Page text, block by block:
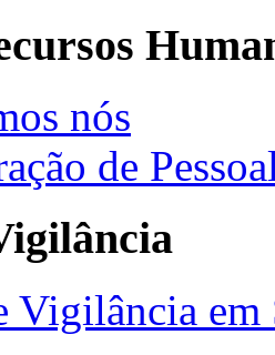
nós
de
Vigilância em